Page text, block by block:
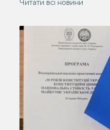
Читати всі новини